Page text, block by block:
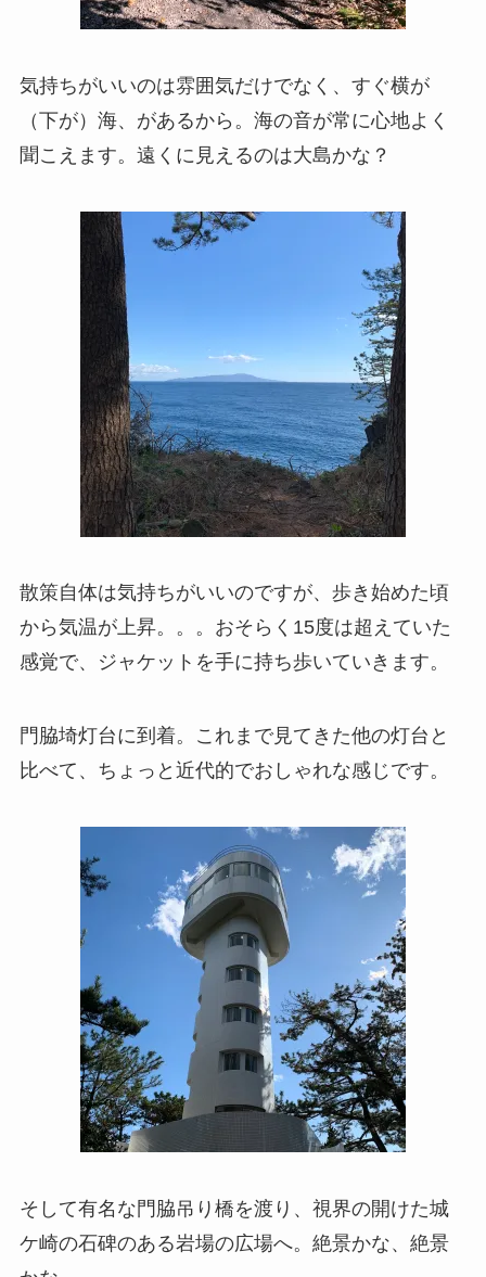
気持ちがいいのは雰囲気だけでなく、すぐ横が
（下が）海、があるから。海の音が常に心地よく
聞こえます。遠くに見えるのは大島かな？
散策自体は気持ちがいいのですが、歩き始めた頃
から気温が上昇。。。おそらく15度は超えていた
感覚で、ジャケットを手に持ち歩いていきます。
門脇埼灯台に到着。これまで見てきた他の灯台と
比べて、ちょっと近代的でおしゃれな感じです。
そして有名な門脇吊り橋を渡り、視界の開けた城
ケ崎の石碑のある岩場の広場へ。絶景かな、絶景